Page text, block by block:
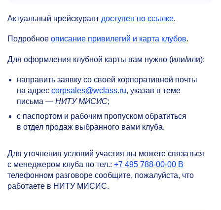
Актуальный прейскурант доступен по ссылке.
Подробное описание привилегий и карта клубов.
Для оформления клубной карты вам нужно (или/или):
направить заявку со своей корпоративной почты
на адресcorpsales@wclass.ru, указав в теме
письма —НИТУ МИСИС;
с паспортом и рабочим пропуском обратиться
в отдел продаж выбранного вами клуба.
Для уточнения условий участия вы можете связаться
с менеджером клуба по тел.: +7 495 788-00-00 В
телефонном разговоре сообщите, пожалуйста, что
работаете в НИТУ МИСИС.